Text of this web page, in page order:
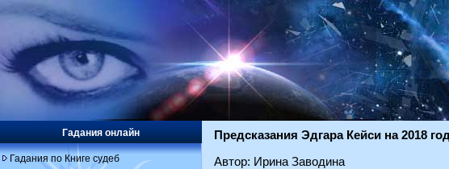
Предсказания Эдгара Кейси на 2018
Автор: Ирина Заводина
Гадания онлайн
Гадания по Книге судеб